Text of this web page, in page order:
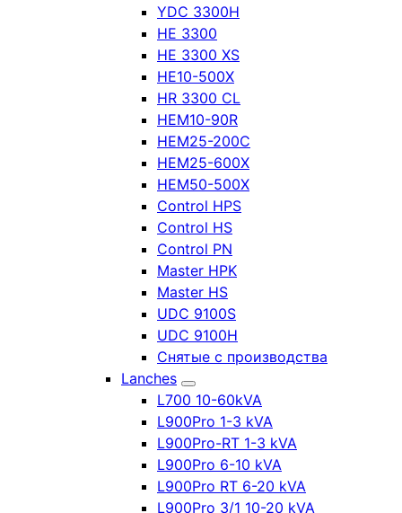
YDC 3300H
HE 3300
HE 3300 XS
HE10-500X
HR 3300 CL
HEM10-90R
HEM25-200C
HEM25-600X
HEM50-500X
Control HPS
Control HS
Control PN
Master HPK
Master HS
UDC 9100S
UDC 9100H
Снятые с производства
Lanches
L700 10-60kVA
L900Pro 1-3 kVA
L900Pro-RT 1-3 kVA
L900Pro 6-10 kVA
L900Pro RT 6-20 kVA
L900Pro 3/1 10-20 kVA